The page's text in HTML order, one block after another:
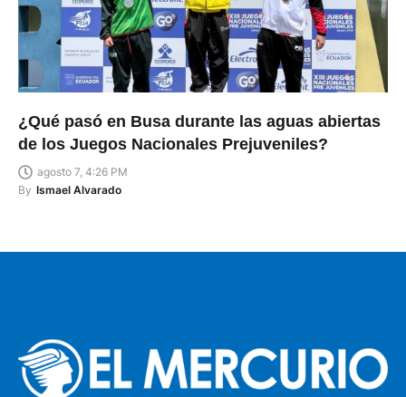
¿Qué pasó en Busa durante las aguas abiertas
de los Juegos Nacionales Prejuveniles?
agosto 7, 4:26 PM
By Ismael Alvarado